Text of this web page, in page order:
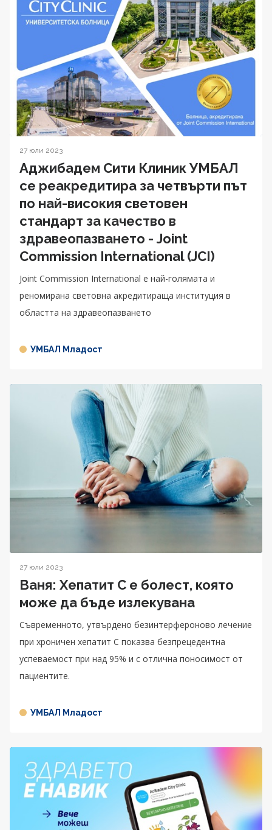
27 юли 2023
Аджибадем Сити Клиник УМБАЛ
се реакредитира за четвърти път
по най-високия световен
стандарт за качество в
здравеопазването - Joint
Commission International (JCI)
Joint Commission International е най-голямата и
реномирана световна акредитираща институция в
областта на здравеопазването
УМБАЛ Младост
27 юли 2023
Ваня: Хепатит С е болест, която
може да бъде излекувана
Съвременното, утвърдено безинтерфероново лечение
при хроничен хепатит С показва безпрецедентна
успеваемост при над 95% и с отлична поносимост от
пациентите.
УМБАЛ Младост